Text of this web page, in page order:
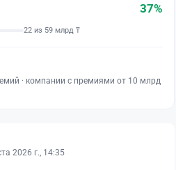
37%
22 из 59 млрд ₸
· компании с премиями от 10 млрд
2026 г., 14:35